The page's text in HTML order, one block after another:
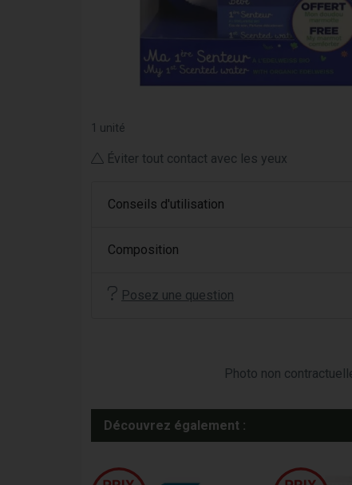
1 unité
Éviter tout contact avec les yeux
Conseils d'utilisation
Composition
Posez une question
Photo non
Découvrez également :